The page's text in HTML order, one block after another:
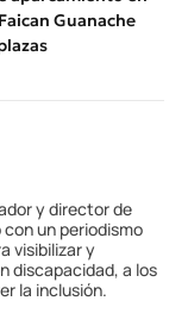
Guanache
y director de
un periodismo
visibilizar y
discapacidad, a los
la inclusión.